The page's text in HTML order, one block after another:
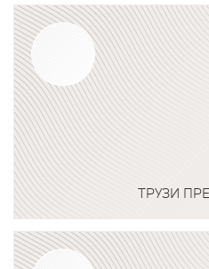
ТРУЗИ
Подробнее о программе